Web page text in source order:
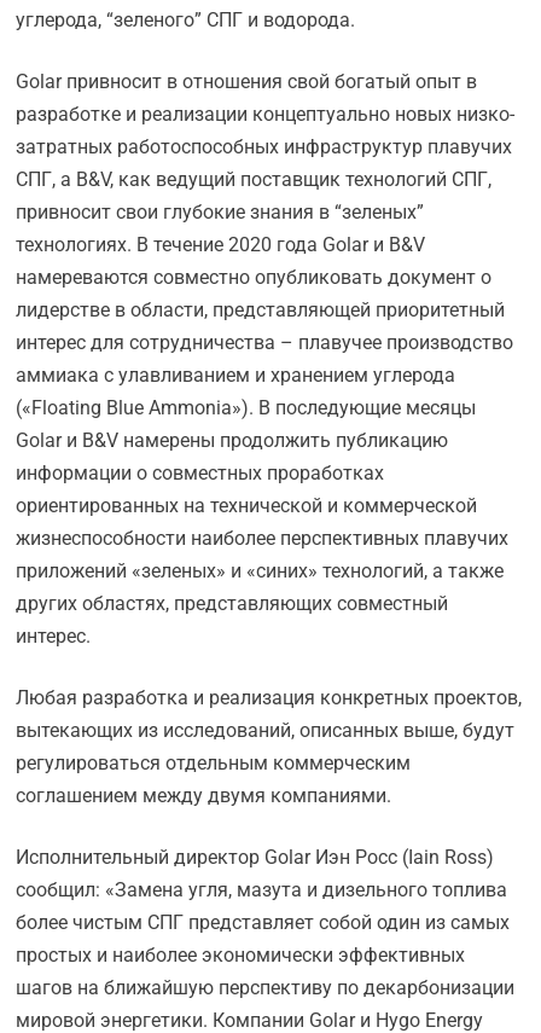
углерода, “зеленого” СПГ и водорода.
Golar привносит в отношения свой богатый опыт в
разработке и реализации концептуально новых низко-
затратных работоспособных инфраструктур плавучих
СПГ, а B&V, как ведущий поставщик технологий СПГ,
привносит свои глубокие знания в “зеленых”
технологиях. В течение 2020 года Golar и B&V
намереваются совместно опубликовать документ о
лидерстве в области, представляющей приоритетный
интерес для сотрудничества – плавучее производство
аммиака с улавливанием и хранением углерода
(«Floating Blue Ammonia»). В последующие месяцы
Golar и B&V намерены продолжить публикацию
информации о совместных проработках
ориентированных на технической и коммерческой
жизнеспособности наиболее перспективных плавучих
приложений «зеленых» и «синих» технологий, а также
других областях, представляющих совместный
интерес.
Любая разработка и реализация конкретных проектов,
вытекающих из исследований, описанных выше, будут
регулироваться отдельным коммерческим
соглашением между двумя компаниями.
Исполнительный директор Golar Иэн Росс (Iain Ross)
сообщил: «Замена угля, мазута и дизельного топлива
более чистым СПГ представляет собой один из самых
простых и наиболее экономически эффективных
шагов на ближайшую перспективу по декарбонизации
мировой энергетики. Компании Golar и Hygo Energy